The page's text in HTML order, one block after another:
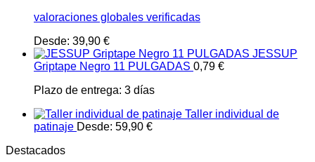
valoraciones globales verificadas
Desde: 39,90 €
JESSUP
Griptape Negro 11 PULGADAS 0,79 €
Plazo de entrega: 3 días
Taller individual de
patinaje Desde: 59,90 €
Destacados